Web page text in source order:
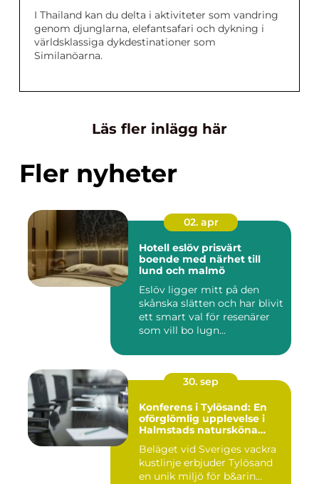
I Thailand kan du delta i aktiviteter som vandring
genom djunglarna, elefantsafari och dykning i
världsklassiga dykdestinationer som
Similanöarna.
Läs fler inlägg här
Fler nyheter
02. apr
Hotell eslöv prisvärt
boende med närhet till
lund och malmö
Eslöv ligger mitt på den
skånska slätten och har blivit
ett smart val för resenärer
som vill bo lugn...
30. sep
Konferens i Tylösand: En
oförglömlig upplevelse i
Halmstads natursköna
Beläget vid Sveriges vackra
kustlinje erbjuder Tylösand
en unik miljö för b&arin...